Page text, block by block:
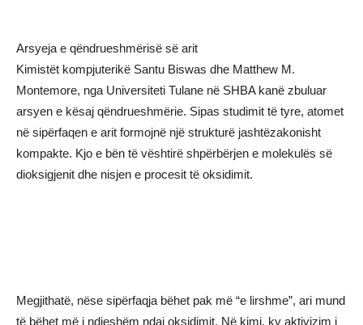
Arsyeja e qëndrueshmërisë së arit
Kimistët kompjuterikë Santu Biswas dhe Matthew M.
Montemore, nga Universiteti Tulane në SHBA kanë zbuluar
arsyen e kësaj qëndrueshmërie. Sipas studimit të tyre, atomet
në sipërfaqen e arit formojnë një strukturë jashtëzakonisht
kompakte. Kjo e bën të vështirë shpërbërjen e molekulës së
dioksigjenit dhe nisjen e procesit të oksidimit.
Megjithatë, nëse sipërfaqja bëhet pak më “e lirshme”, ari mund
të bëhet më i ndjeshëm ndaj oksidimit. Në kimi, ky aktivizim i